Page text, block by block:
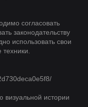
согласовать
законодательству
использовать свои
визуальной истории